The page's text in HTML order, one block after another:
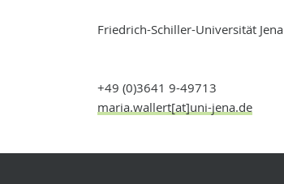
Friedrich-Schiller-Universität Jena
+49 (0)3641 9-49713
maria.wallert[at]uni-jena.de